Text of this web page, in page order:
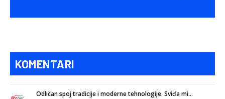
KOMENTARI
Odličan spoj tradicije i moderne tehnologije. Sviđa mi...